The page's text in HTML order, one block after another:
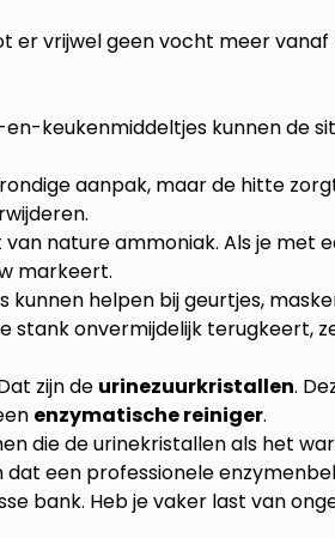
vrijwel geen vocht meer
keukenmiddeltjes kunnen de
aanpak, maar de hitte
nature ammoniak. Als je met
markeert.
kunnen helpen bij geurtjes,
stank onvermijdelijk terugkeert,
zijn de urinezuurkristallen.
enzymatische reiniger.
die de urinekristallen als het
een professionele
bank. Heb je vaker last van